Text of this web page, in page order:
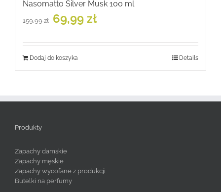
Nasomatto Silver Musk 100 ml
159,99zł
Pierwotna
cena
159,99 zł.
69,99 złcena
69,99 zł.
Dodaj do koszyka Details
Produkty
Zapachy damskie
Zapachy męskie
Zapachy wycofane z produkcji
Butelki na perfumy